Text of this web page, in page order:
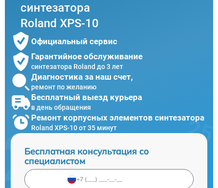
синтезатора
Roland XPS-10
Официальный сервис
Гарантийное обслуживание
синтезатора Roland до 3 лет
Диагностика за наш счет,
ремонт по желанию
Бесплатный выезд курьера
в день обращения
Ремонт корпусных элементов синтезатора
Roland XPS-10 от 35 минут
Бесплатная консультация со
специалистом